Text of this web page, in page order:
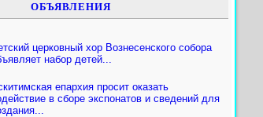
ОБЪЯВЛЕНИЯ
церковный хор Вознесенского собора
набор детей...
епархия просит оказать
в сборе экспонатов и сведений для